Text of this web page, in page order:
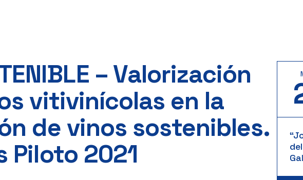
– Valorización
vitivinícolas en la
de vinos sostenibles.
Piloto 2021